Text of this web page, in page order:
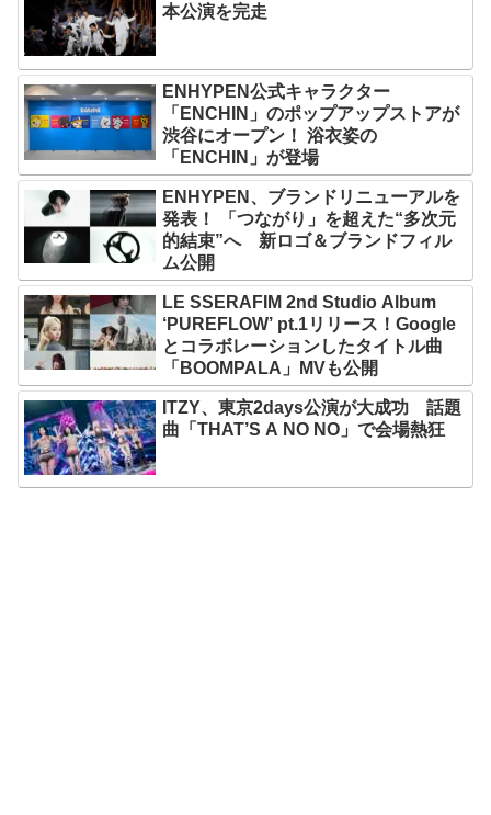
本公演を完走
ENHYPEN公式キャラクター
「ENCHIN」のポップアップストアが
渋谷にオープン！ 浴衣姿の
「ENCHIN」が登場
ENHYPEN、ブランドリニューアルを
発表！ 「つながり」を超えた“多次元
的結束”へ 新ロゴ＆ブランドフィル
ム公開
LE SSERAFIM 2nd Studio Album
‘PUREFLOW’ pt.1リリース！Google
とコラボレーションしたタイトル曲
「BOOMPALA」MVも公開
ITZY、東京2days公演が大成功 話題
曲「THAT’S A NO NO」で会場熱狂